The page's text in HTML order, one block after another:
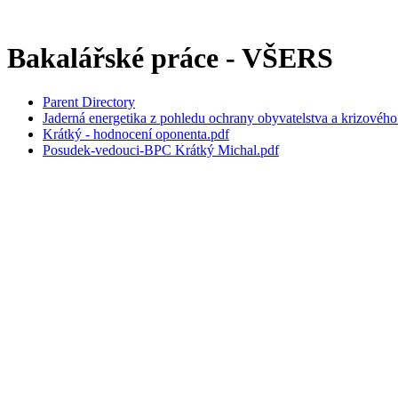
Bakalářské práce - VŠERS
Parent Directory
Jaderná energetika z pohledu ochrany obyvatelstva a
Krátký - hodnocení oponenta.pdf
Posudek-vedouci-BPC Krátký Michal.pdf